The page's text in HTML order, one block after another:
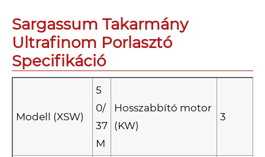
Sargassum Takarmány
Ultrafinom Porlasztó
Specifikáció
Modell (XSW)
5
0/
37
M
Hosszabbító motor
(KW)
3